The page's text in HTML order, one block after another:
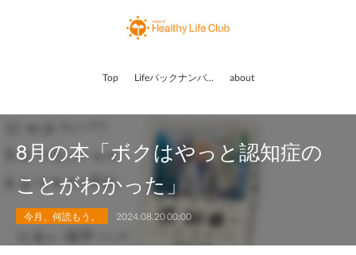
Top Lifeバックナンバー about
8月の本「ボクはやっと認知症の
ことがわかった」
今月、何読もう。 2024.08.20 00:00